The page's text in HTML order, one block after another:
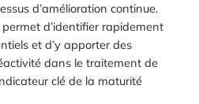
d’amélioration continue.
d’identifier rapidement
et d’y apporter des
dans le traitement de
clé de la maturité